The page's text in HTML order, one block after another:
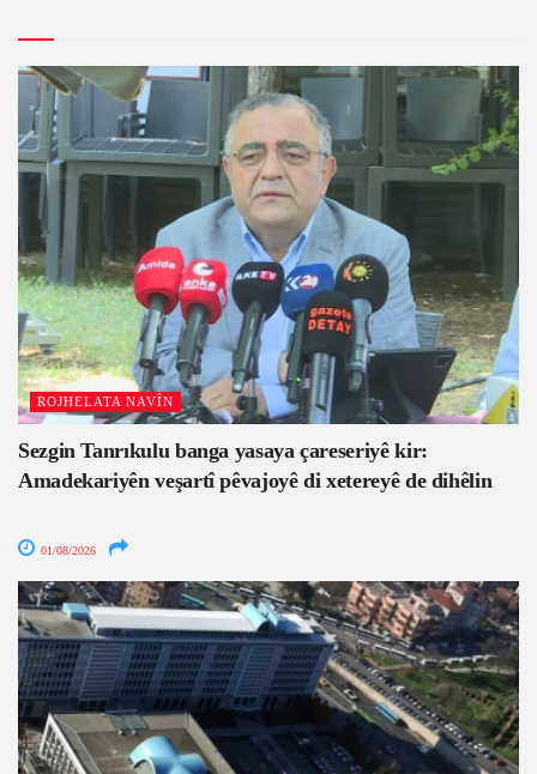
ROJHELATA NAVÎN
Sezgin Tanrıkulu banga yasaya çareseriyê kir:
Amadekariyên veşartî pêvajoyê di xetereyê de dihêlin
01/08/2026